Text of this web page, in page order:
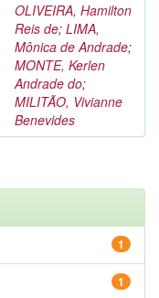
OLIVEIRA, Hamilton
Reis de; LIMA,
Mônica de Andrade;
MONTE, Kerlen
Andrade do;
MILITÃO, Vivianne
Benevides
1
1